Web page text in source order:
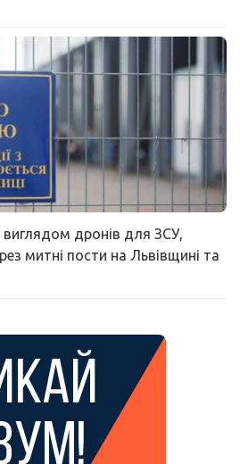
дронів для ЗСУ,
митні пости на Львівщині та